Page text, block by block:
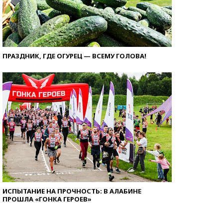
ПРАЗДНИК, ГДЕ ОГУРЕЦ — ВСЕМУ ГОЛОВА!
ИСПЫТАНИЕ НА ПРОЧНОСТЬ: В АЛАБИНЕ
ПРОШЛА «ГОНКА ГЕРОЕВ»